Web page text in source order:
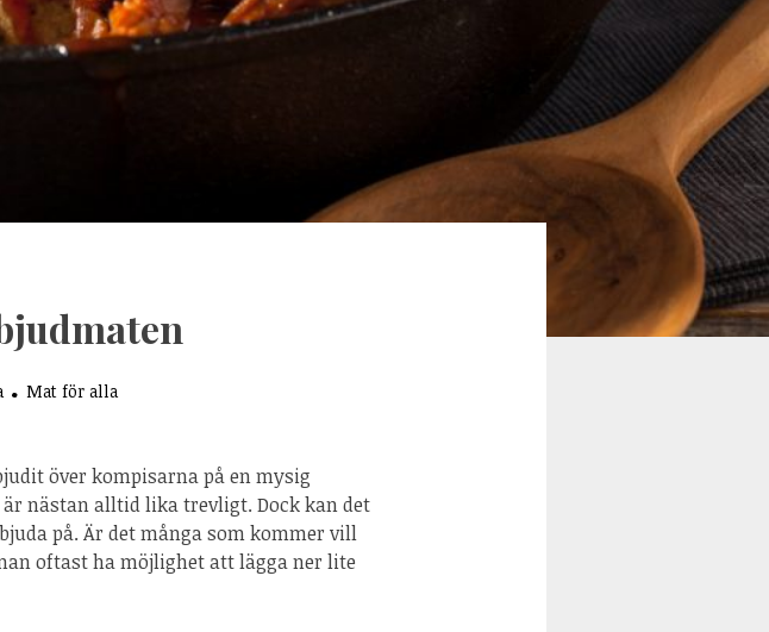
Mat för alla
över kompisarna på en mysig
nästan alltid lika trevligt. Dock kan det
på. Är det många som kommer vill
oftast ha möjlighet att lägga ner lite